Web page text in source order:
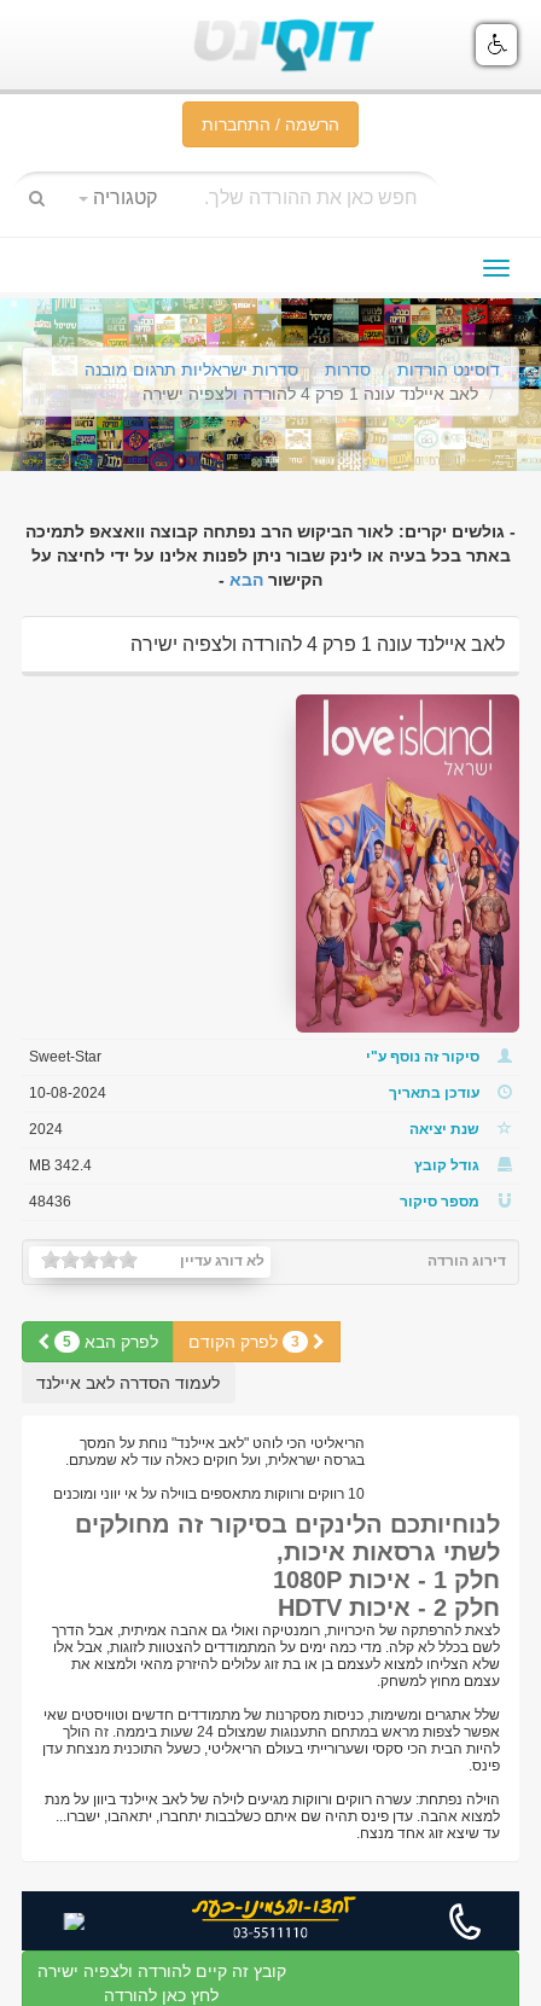
הרשמה / התחברות
קטגוריה
תפריט
ניווט
דוסינט הורדות סדרות
סדרות ישראליות תרגום מובנה
לאב איילנד עונה 1 פרק 4 להורדה ולצפיה ישירה
- גולשים יקרים: לאור הביקוש הרב נפתחה קבוצה וואצאפ לתמיכה
באתר בכל בעיה או לינק שבור ניתן לפנות אלינו על ידי לחיצה על
הקישור הבא -
לאב איילנד עונה 1 פרק 4 להורדה ולצפיה ישירה
סיקור זה נוסף ע"י Sweet-Star
עודכן בתאריך 10-08-2024
שנת יציאה 2024
גודל קובץ 342.4 MB
מספר סיקור 48436
לא דורג עדיין דירוג הורדה
לפרק הבא 5 3 לפרק הקודם
לעמוד הסדרה לאב איילנד
לנוחיותכם הלינקים בסיקור זה מחולקים
לשתי גרסאות איכות,
חלק 1 - איכות 1080P
חלק 2 - איכות HDTV
הריאליטי הכי לוהט "לאב איילנד" נוחת על המסך
בגרסה ישראלית, ועל חוקים כאלה עוד לא שמעתם.
10 רווקים ורווקות מתאספים בווילה על אי יווני ומוכנים
לצאת להרפתקה של היכרויות, רומנטיקה ואולי גם אהבה אמיתית, אבל הדרך
לשם בכלל לא קלה. מדי כמה ימים על המתמודדים להצטוות לזוגות, אבל אלו
שלא הצליחו למצוא לעצמם בן או בת זוג עלולים להיזרק מהאי ולמצוא את
עצמם מחוץ למשחק.
שלל אתגרים ומשימות, כניסות מסקרנות של מתמודדים חדשים וטוויסטים שאי
אפשר לצפות מראש במתחם התענוגות שמצולם 24 שעות ביממה. זה הולך
להיות הבית הכי סקסי ושערורייתי בעולם הריאליטי, כשעל התוכנית מנצחת עדן
פינס.
הוילה נפתחת: עשרה רווקים ורווקות מגיעים לוילה של לאב איילנד ביוון על מנת
למצוא אהבה. עדן פינס תהיה שם איתם כשלבבות יתחברו, יתאהבו, ישברו...
עד שיצא זוג אחד מנצח.
קובץ זה קיים להורדה ולצפיה ישירה
לחץ כאן להורדה